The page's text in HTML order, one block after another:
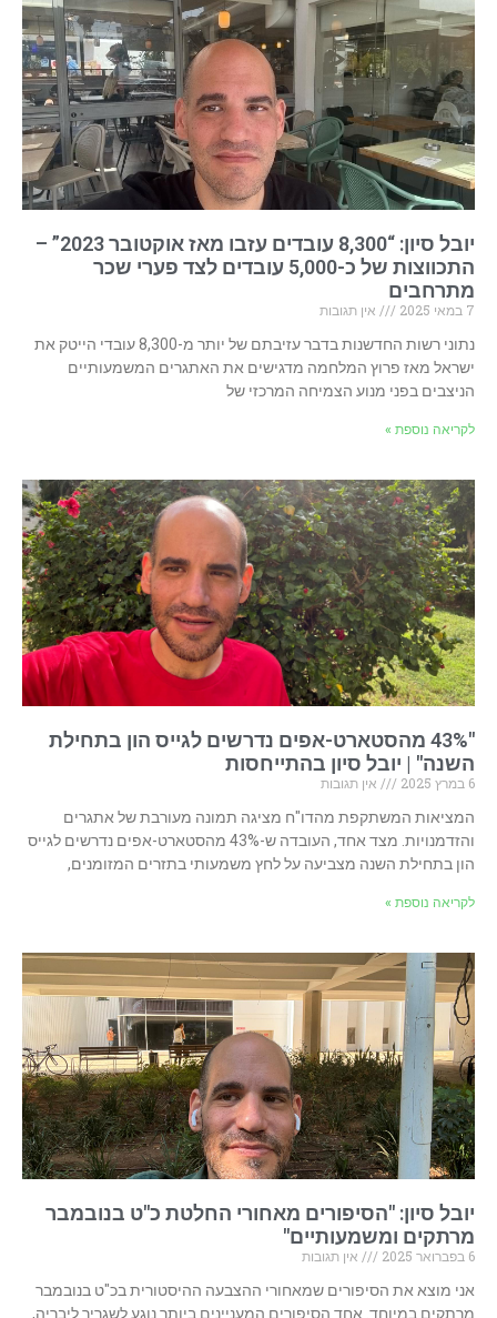
יובל סיון: “8,300 עובדים עזבו מאז אוקטובר 2023” –
התכווצות של כ-5,000 עובדים לצד פערי שכר
מתרחבים
7 במאי 2025
אין תגובות
נתוני רשות החדשנות בדבר עזיבתם של יותר מ-8,300 עובדי הייטק את
ישראל מאז פרוץ המלחמה מדגישים את האתגרים המשמעותיים
הניצבים בפני מנוע הצמיחה המרכזי של
לקריאה נוספת »
"43% מהסטארט-אפים נדרשים לגייס הון בתחילת
השנה" | יובל סיון בהתייחסות
6 במרץ 2025
אין תגובות
המציאות המשתקפת מהדו"ח מציגה תמונה מעורבת של אתגרים
והזדמנויות. מצד אחד, העובדה ש-43% מהסטארט-אפים נדרשים לגייס
הון בתחילת השנה מצביעה על לחץ משמעותי בתזרים המזומנים,
לקריאה נוספת »
יובל סיון: "הסיפורים מאחורי החלטת כ"ט בנובמבר
מרתקים ומשמעותיים"
6 בפברואר 2025
אין תגובות
אני מוצא את הסיפורים שמאחורי ההצבעה ההיסטורית בכ"ט בנובמבר
מרתקים במיוחד. אחד הסיפורים המעניינים ביותר נוגע לשגריר ליבריה,